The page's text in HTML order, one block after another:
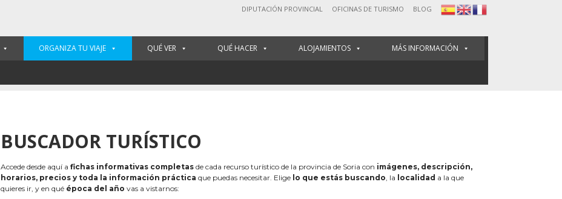
DIPUTACIÓN PROVINCIAL OFICINAS DE TURISMO BLOG
ORGANIZA TU VIAJE QUÉ VER QUÉ HACER ALOJAMIENTOS MÁS INFORMACIÓN
BUSCADOR TURÍSTICO
Accede desde aquí a fichas informativas completas de cada recurso turístico de la provincia de Soria con imágenes, descripción,
horarios, precios y toda la información práctica que puedas necesitar. Elige lo que estás buscando, la localidad a la que
quieres ir, y en qué época del año vas a vistarnos: